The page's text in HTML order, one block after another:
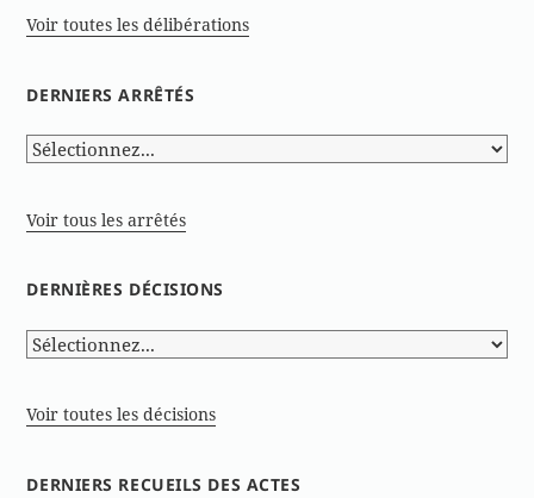
Voir toutes les délibérations
DERNIERS ARRÊTÉS
Voir tous les arrêtés
DERNIÈRES DÉCISIONS
Voir toutes les décisions
DERNIERS RECUEILS DES ACTES